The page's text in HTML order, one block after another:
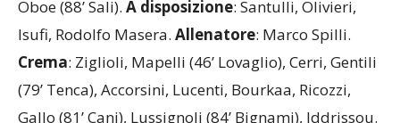
Oboe (88’ Sali). A disposizione: Santulli, Olivieri,
Isufi, Rodolfo Masera. Allenatore: Marco Spilli.
Crema: Ziglioli, Mapelli (46’ Lovaglio), Cerri, Gentili
(79’ Tenca), Accorsini, Lucenti, Bourkaa, Ricozzi,
Gallo (81’ Cani), Lussignoli (84’ Bignami), Iddrissou.